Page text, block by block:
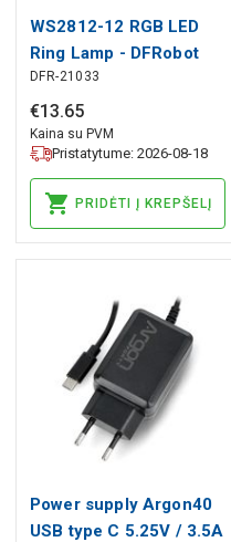
WS2812-12 RGB LED
Ring Lamp - DFRobot
DFR0888-12
DFR-21033
€13.65
Kaina su PVM
Pristatytume: 2026-08-18
PRIDĖTI Į KREPŠELĮ
Power supply Argon40
USB type C 5.25V / 3.5A